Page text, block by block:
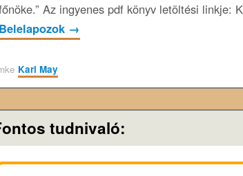
Az ingyenes pdf könyv letöltési
Belelapozok →
Karl May
tudnivaló: